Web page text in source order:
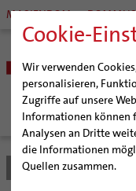
Cookie-
Wir verwenden
personalisieren,
Zugriffe auf unsere
Informationen können
Analysen an Dritte
die Informationen
Quellen zusammen.
MARIENDOM
BISTUM
Bischöfe
Bistum Hildesheim